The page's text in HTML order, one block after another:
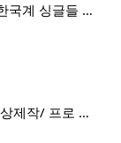
Couple.net 1:1 50만쌍 글로벌 매칭 - 미주 한국계 싱글들 모이세요
웹사이트 제작/ 컴퓨터 문제해결/ 유튜브 영상제작/ 프로 사진촬영